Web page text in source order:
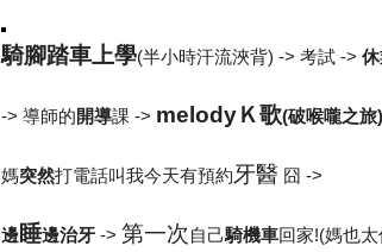
騎腳踏車上學(半小時汗流浹背) -> 考試 ->
-> 導師的開導課 -> melodyＫ歌(破喉嚨之旅)
媽突然打電話叫我今天有預約牙醫 囧 ->
邊睡邊治牙 -> 第一次 自己騎機車回家!(媽也